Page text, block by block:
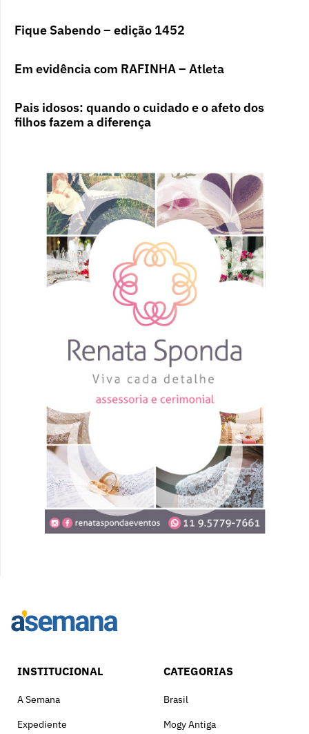
Fique Sabendo – edição 1452
Em evidência com RAFINHA – Atleta
Pais idosos: quando o cuidado e o afeto dos
filhos fazem a diferença
INSTITUCIONAL
A Semana
Expediente
CATEGORIAS
Brasil
Mogy Antiga